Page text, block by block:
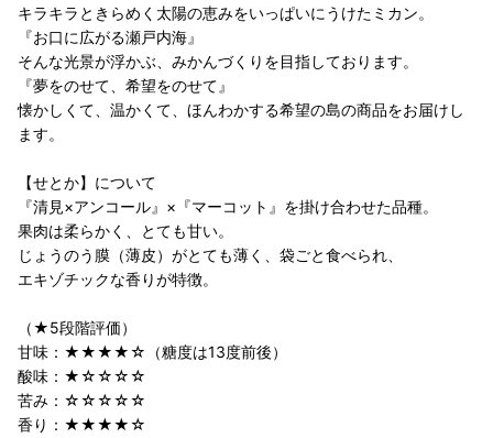
キラキラときらめく太陽の恵みをいっぱいにうけたミカン。
『お口に広がる瀬戸内海』
そんな光景が浮かぶ、みかんづくりを目指しております。
『夢をのせて、希望をのせて』
懐かしくて、温かくて、ほんわかする希望の島の商品をお届けし
ます。
【せとか】について
『清見×アンコール』×『マーコット』を掛け合わせた品種。
果肉は柔らかく、とても甘い。
じょうのう膜（薄皮）がとても薄く、袋ごと食べられ、
エキゾチックな香りが特徴。
（★5段階評価）
甘味：★★★★☆（糖度は13度前後）
酸味：★☆☆☆☆
苦み：☆☆☆☆☆
香り：★★★★☆